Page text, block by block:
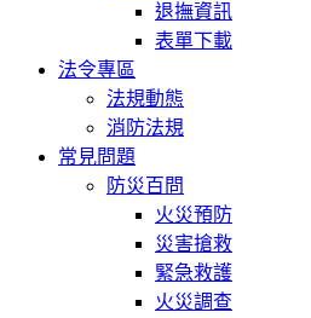
退撫資訊
表單下載
法令專區
法規動態
消防法規
常見問題
防災百問
火災預防
災害搶救
緊急救護
火災調查